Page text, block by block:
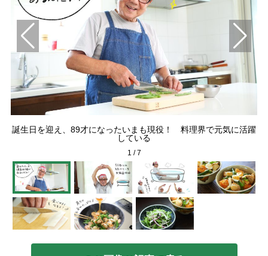
誕生日を迎え、89才になったいまも現役！ 料理界で元気に活躍
している
1 /7